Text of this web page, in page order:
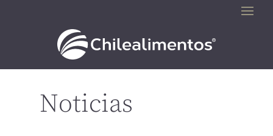
Noticias